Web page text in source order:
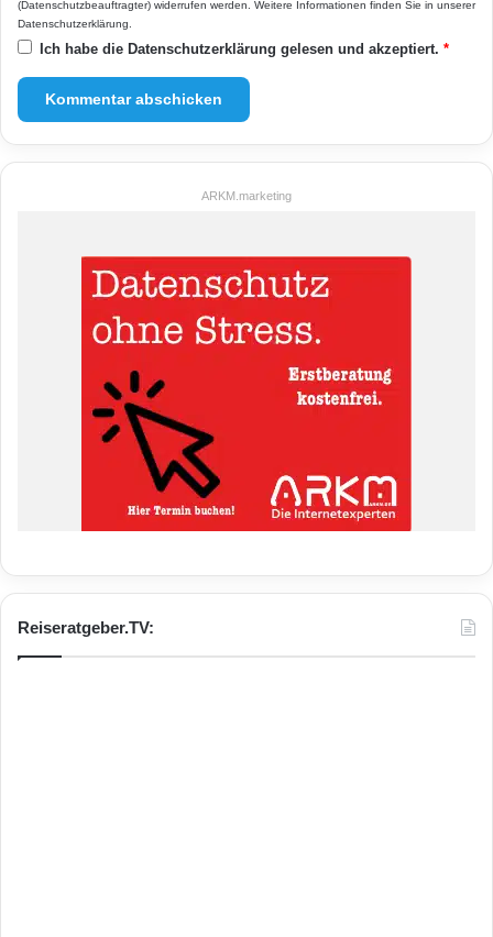
(Datenschutzbeauftragter) widerrufen werden. Weitere Informationen finden Sie in unserer
Datenschutzerklärung
Ich habe die Datenschutzerklärung gelesen und akzeptiert. *
ARKM.marketing
Reiseratgeber.TV: